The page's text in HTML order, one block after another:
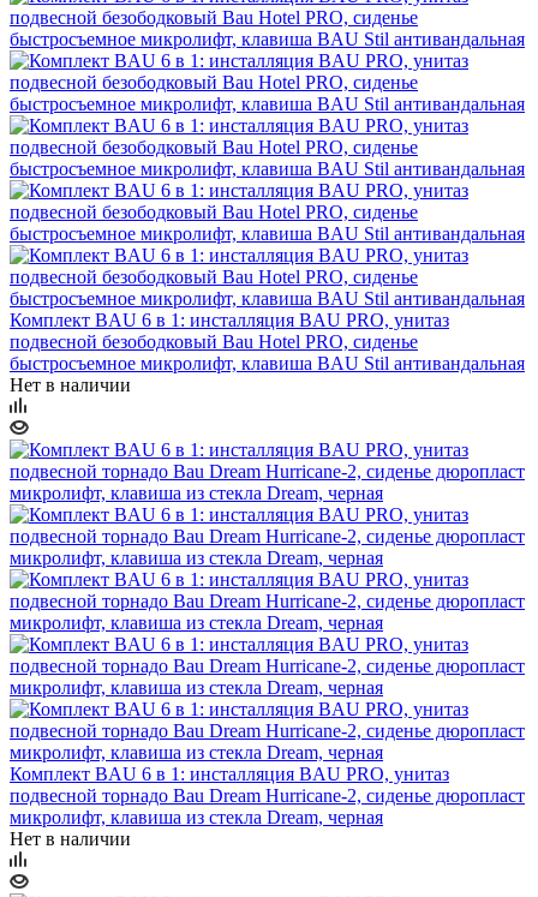
Комплект BAU 6 в 1: инсталляция BAU PRO, унитаз
подвесной безободковый Bau Hotel PRO, сиденье
быстросъемное микролифт, клавиша BAU Stil антивандальная
Нет в наличии
Комплект BAU 6 в 1: инсталляция BAU PRO, унитаз
подвесной торнадо Bau Dream Hurricane-2, сиденье дюропласт
микролифт, клавиша из стекла Dream, черная
Нет в наличии